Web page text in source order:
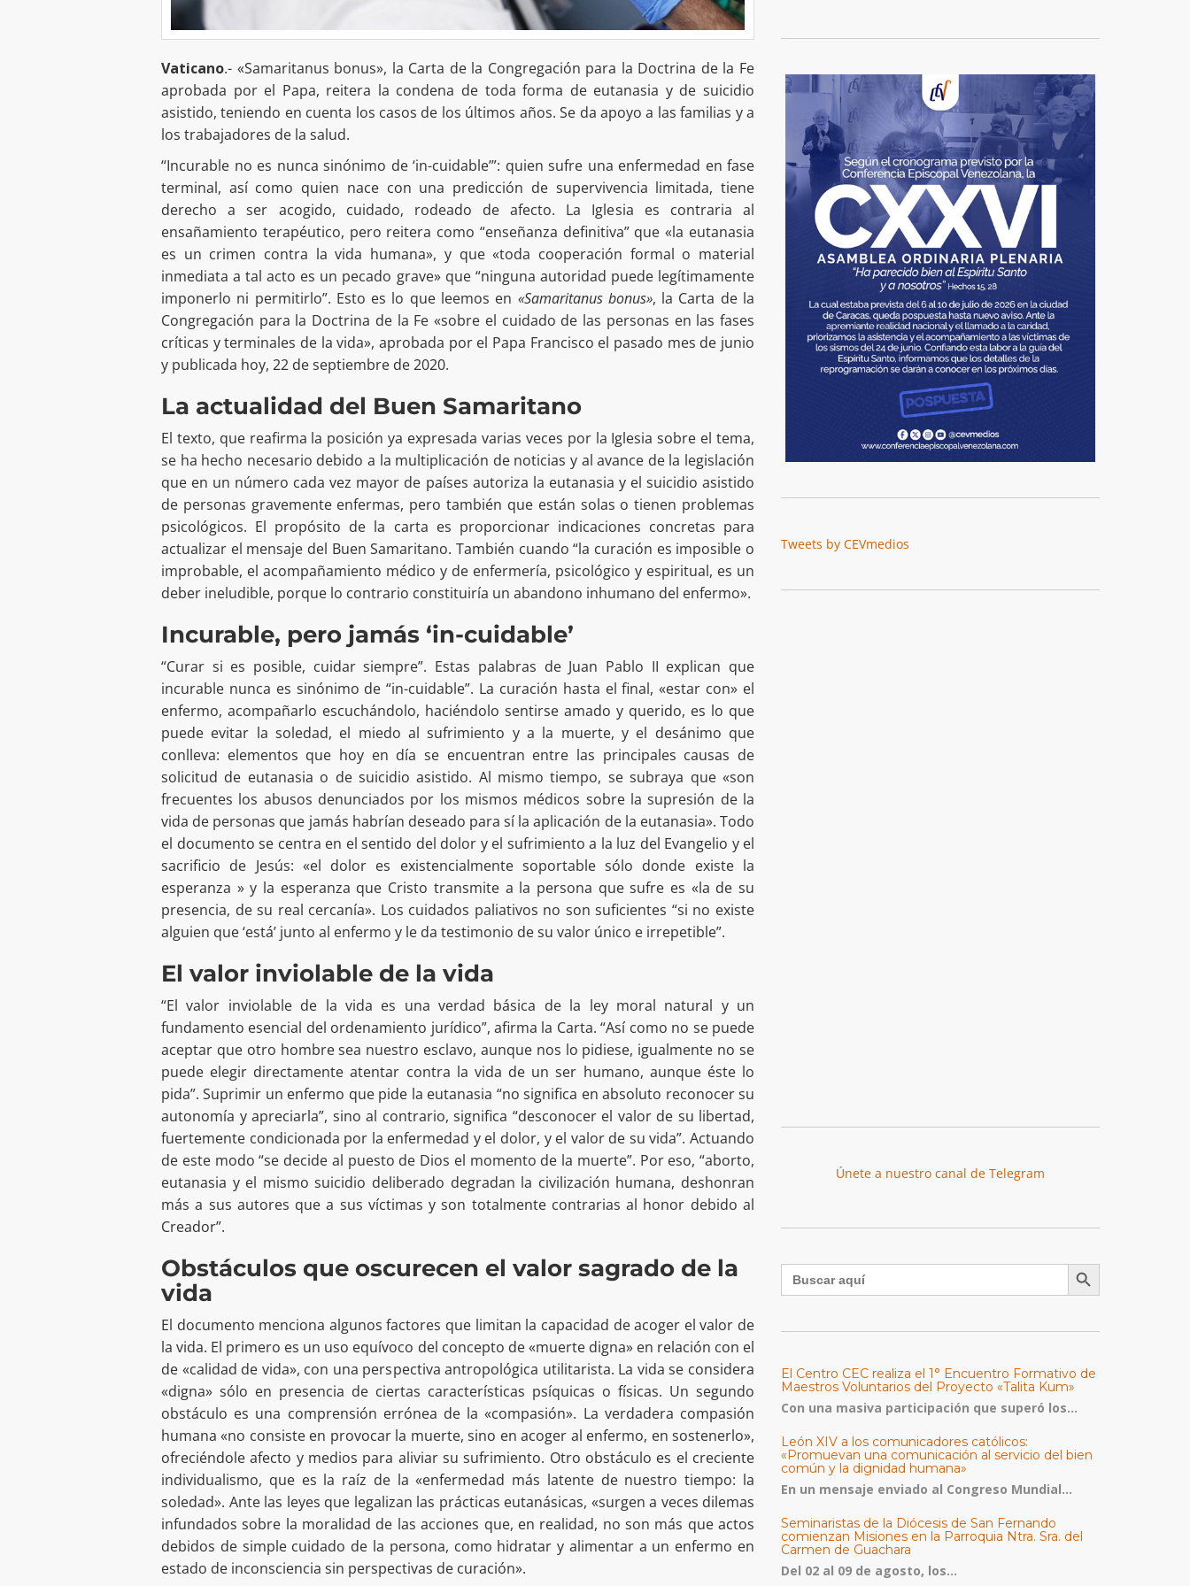
Vaticano.- «Samaritanus bonus», la Carta de la Congregación para la Doctrina de la Fe
aprobada por el Papa, reitera la condena de toda forma de eutanasia y de suicidio
asistido, teniendo en cuenta los casos de los últimos años. Se da apoyo a las familias y a
los trabajadores de la salud.
“Incurable no es nunca sinónimo de ‘in-cuidable’”: quien sufre una enfermedad en fase
terminal, así como quien nace con una predicción de supervivencia limitada, tiene
derecho a ser acogido, cuidado, rodeado de afecto. La Iglesia es contraria al
ensañamiento terapéutico, pero reitera como “enseñanza definitiva” que «la eutanasia
es un crimen contra la vida humana», y que «toda cooperación formal o material
inmediata a tal acto es un pecado grave» que “ninguna autoridad puede legítimamente
imponerlo ni permitirlo”. Esto es lo que leemos en «Samaritanus bonus», la Carta de la
Congregación para la Doctrina de la Fe «sobre el cuidado de las personas en las fases
críticas y terminales de la vida», aprobada por el Papa Francisco el pasado mes de junio
y publicada hoy, 22 de septiembre de 2020.
La actualidad del Buen Samaritano
El texto, que reafirma la posición ya expresada varias veces por la Iglesia sobre el tema,
se ha hecho necesario debido a la multiplicación de noticias y al avance de la legislación
que en un número cada vez mayor de países autoriza la eutanasia y el suicidio asistido
de personas gravemente enfermas, pero también que están solas o tienen problemas
psicológicos. El propósito de la carta es proporcionar indicaciones concretas para
actualizar el mensaje del Buen Samaritano. También cuando “la curación es imposible o
improbable, el acompañamiento médico y de enfermería, psicológico y espiritual, es un
deber ineludible, porque lo contrario constituiría un abandono inhumano del enfermo».
Incurable, pero jamás ‘in-cuidable’
“Curar si es posible, cuidar siempre”. Estas palabras de Juan Pablo II explican que
incurable nunca es sinónimo de “in-cuidable”. La curación hasta el final, «estar con» el
enfermo, acompañarlo escuchándolo, haciéndolo sentirse amado y querido, es lo que
puede evitar la soledad, el miedo al sufrimiento y a la muerte, y el desánimo que
conlleva: elementos que hoy en día se encuentran entre las principales causas de
solicitud de eutanasia o de suicidio asistido. Al mismo tiempo, se subraya que «son
frecuentes los abusos denunciados por los mismos médicos sobre la supresión de la
vida de personas que jamás habrían deseado para sí la aplicación de la eutanasia». Todo
el documento se centra en el sentido del dolor y el sufrimiento a la luz del Evangelio y el
sacrificio de Jesús: «el dolor es existencialmente soportable sólo donde existe la
esperanza » y la esperanza que Cristo transmite a la persona que sufre es «la de su
presencia, de su real cercanía». Los cuidados paliativos no son suficientes “si no existe
alguien que ‘está’ junto al enfermo y le da testimonio de su valor único e irrepetible”.
El valor inviolable de la vida
“El valor inviolable de la vida es una verdad básica de la ley moral natural y un
fundamento esencial del ordenamiento jurídico”, afirma la Carta. “Así como no se puede
aceptar que otro hombre sea nuestro esclavo, aunque nos lo pidiese, igualmente no se
puede elegir directamente atentar contra la vida de un ser humano, aunque éste lo
pida”. Suprimir un enfermo que pide la eutanasia “no significa en absoluto reconocer su
autonomía y apreciarla”, sino al contrario, significa “desconocer el valor de su libertad,
fuertemente condicionada por la enfermedad y el dolor, y el valor de su vida”. Actuando
de este modo “se decide al puesto de Dios el momento de la muerte”. Por eso, “aborto,
eutanasia y el mismo suicidio deliberado degradan la civilización humana, deshonran
más a sus autores que a sus víctimas y son totalmente contrarias al honor debido al
Creador”.
Obstáculos que oscurecen el valor sagrado de la
vida
El documento menciona algunos factores que limitan la capacidad de acoger el valor de
la vida. El primero es un uso equívoco del concepto de «muerte digna» en relación con el
de «calidad de vida», con una perspectiva antropológica utilitarista. La vida se considera
«digna» sólo en presencia de ciertas características psíquicas o físicas. Un segundo
obstáculo es una comprensión errónea de la «compasión». La verdadera compasión
humana «no consiste en provocar la muerte, sino en acoger al enfermo, en sostenerlo»,
ofreciéndole afecto y medios para aliviar su sufrimiento. Otro obstáculo es el creciente
individualismo, que es la raíz de la «enfermedad más latente de nuestro tiempo: la
soledad». Ante las leyes que legalizan las prácticas eutanásicas, «surgen a veces dilemas
infundados sobre la moralidad de las acciones que, en realidad, no son más que actos
debidos de simple cuidado de la persona, como hidratar y alimentar a un enfermo en
estado de inconsciencia sin perspectivas de curación».
Tweets by CEVmedios
Únete a nuestro canal de Telegram
Buscar: Botón de búsqueda
El Centro CEC realiza el 1° Encuentro Formativo de
Maestros Voluntarios del Proyecto «Talita Kum»
Con una masiva participación que superó los...
León XIV a los comunicadores católicos:
«Promuevan una comunicación al servicio del bien
común y la dignidad humana»
En un mensaje enviado al Congreso Mundial...
Seminaristas de la Diócesis de San Fernando
comienzan Misiones en la Parroquia Ntra. Sra. del
Carmen de Guachara
Del 02 al 09 de agosto, los...